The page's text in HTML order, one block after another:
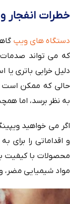
خطرات
دستگاه های ویپ
که می تواند
دلیل خرابی باتری یا
حالی که ممکن است
به نظر برسد، اما
اگر می خواهید
و اقداماتی را برای
محصولات با کیفیت
مواد شیمیایی مضر،